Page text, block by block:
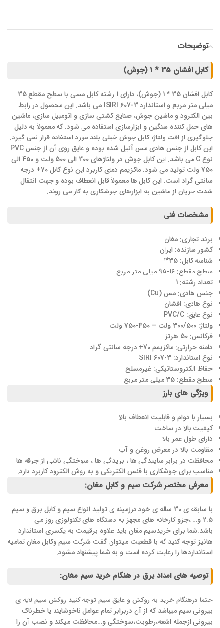
توضیحات
کابل افشان 35 * 1 (جوش)
کابل افشان 35 * 1 (جوش)، دارای 1 رشته کابل مسی با سطح مقطع 35
میلی متر مربع و استاندارد ISIRI 607-3 می باشد. این محصول در رابط
بین الکترود و ماشین جوش، صنایع کشتی سازی و اتومبیل سازی، ماشین
های حمل کننده سنگین و ابزارسازی استفاده می شود. که معمولاً به دلیل
جلوگیری از افت ولتاژ، کابل جوش خیلی بلند مورد استفاده قرار نمی گیرد.
این کابل از جنس هادی مس آنیل شده بوده و عایق روی آن از جنس PVC
نوع C می باشد. این کابل جوش در ولتاژهای 300 الی 500 ولت و 450 الی
750 ولت تولید می شود. ماکزیمم دمای کاربرد این نوع کابل 70+ درجه
سانتی گراد است. این کابل ها معمولاً قابل انعطاف بوده و جهت انتقال
شدت جریان از ماشین به ابزارهای جوشکاری به کار می روند.
مشخصات فنی
برند تجاری: مغان
کشور سازنده: ایران
شناسه کابل: 35*1
سطح مقطع: 16-95 میلی متر مربع
تعداد رشته: 1
جنس هادی: مس (Cu)
نوع هادی: افشان
نوع عایق: PVC/C
ولتاژ: 300/500 ولت – 450-750 ولت
فرکانس: 50 هرتز
دامنه حرارتی: ماکزیمم 70+ درجه سانتی گراد
نوع استاندارد: ISIRI 607-3
حفاظ الکتروستاتیکی: غیرمسلح
سطح مقطع: 35 میلی متر مربع
ویژگی های بارز
بسیار با دوام و قابلیت انعطاف بالا
کیفیت بالا در ساخت
دارای طول عمر بالا
مقاومت بالا در معرض روغن و آب
محافظت در برابر ساییدگی ها ، بریدگی ها ، سوختگی ناشی از جرقه ها
مناسب برای جوشکاری با قئس الکتریکی و به روش الکترود کاربرد دارد.
معرفی مختصر شرکت سیم و کابل مغان:
با سابقه ی 30 ساله ی خود درزمینه ی تولید انواع سیم و کابل برق و سیم
2.5 و… ،جزو کارخانه های مجهز به دستگاه های تکنولوژی روز می
باشد.شما برای خریدسیم مغان باید علاوه برقیمت به یکسری استاندارد
هانیز توجه کنید که با قطعیت میتوان گفت شرکت سیم وکابل مغان تمامیه
استانداردها را رعایت کرده است و به شما پیشنهاد مشود.
توصیه های امداد برق در هنگام خرید سیم مغان:
حتما درهنگام خرید به روکش و عایق سیم توجه کنید روکش سیم لایه ی
بیرونی سیم میباشد که از آن دربرابر تمام عوامل ناخوشایند یا خطرناک
بیرونی ازجمله اشعه،رطوبت،سوختگی و…محافظت میکند و نصب آن را